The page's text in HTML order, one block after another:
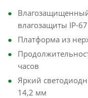
влагозащиты IP-67
Платформа из
часов
Яркий
14,2 мм